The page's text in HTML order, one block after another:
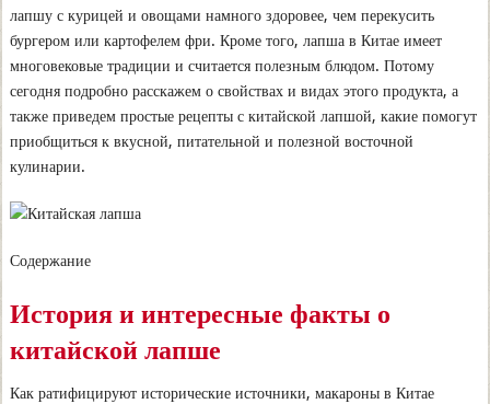
лапшу с курицей и овощами намного здоровее, чем перекусить
бургером или картофелем фри. Кроме того, лапша в Китае имеет
многовековые традиции и считается полезным блюдом. Потому
сегодня подробно расскажем о свойствах и видах этого продукта, а
также приведем простые рецепты с китайской лапшой, какие помогут
приобщиться к вкусной, питательной и полезной восточной
кулинарии.
Содержание
История и интересные факты о
китайской лапше
Как ратифицируют исторические источники, макароны в Китае